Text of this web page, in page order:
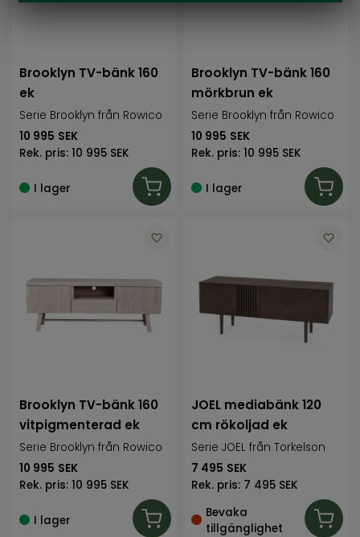
Brooklyn TV-bänk 160
ek
Serie Brooklyn från Rowico
10 995 SEK
Rek. pris: 10 995 SEK
I lager
Brooklyn TV-bänk 160
mörkbrun ek
Serie Brooklyn från Rowico
10 995 SEK
Rek. pris: 10 995 SEK
I lager
Brooklyn TV-bänk 160
vitpigmenterad ek
Serie Brooklyn från Rowico
10 995 SEK
Rek. pris: 10 995 SEK
I lager
JOEL mediabänk 120
cm rökoljad ek
Serie JOEL från Torkelson
7 495 SEK
Rek. pris: 7 495 SEK
Bevaka
tillgänglighet